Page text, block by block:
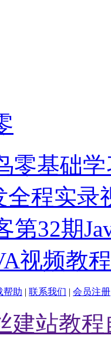
零基础
全程实录
第32期
视频教
帮助 | 联系我们 | 会员注册
建站教